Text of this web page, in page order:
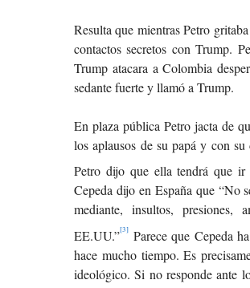
Resulta que mientras Petro
contactos secretos con Trump.
Trump atacara a Colombia
sedante fuerte y llamó a Trump.
En plaza pública Petro jacta de
los aplausos de su papá y con
Petro dijo que ella tendrá que ir
Cepeda dijo en España que “No
mediante, insultos,
EE.UU.”[3] Parece que Cepeda
hace mucho tiempo. Es
ideológico. Si no responde ante